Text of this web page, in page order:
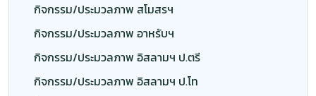
กิจกรรม/ประมวลภาพ สโมสรฯ
กิจกรรม/ประมวลภาพ อาหรับฯ
กิจกรรม/ประมวลภาพ อิสลามฯ ป.ตรี
กิจกรรม/ประมวลภาพ อิสลามฯ ป.โท